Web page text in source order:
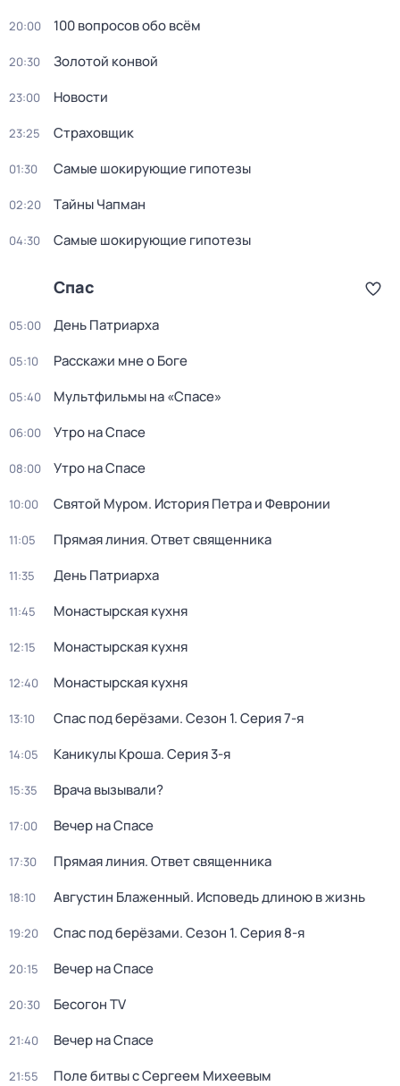
20:00 100 вопросов обо всём
20:30 Золотой конвой
23:00 Новости
23:25 Страховщик
01:30 Самые шoкиpующие гипотезы
02:20 Тaйны Чапман
04:30 Самые шoкиpующие гипотезы
Спас
05:00 День Патриарха
05:10 Расскажи мне о Боге
05:40 Мультфильмы на «Спасе»
06:00 Утро на Спасе
08:00 Утро на Спасе
10:00 Святой Муром. История Петра и Февронии
11:05 Прямая линия. Ответ священника
11:35 День Патриарха
11:45 Монастырская кухня
12:15 Монастырская кухня
12:40 Монастырская кухня
13:10 Спас под берёзами. Сезон 1. Серия 7-я
14:05 Каникулы Кроша. Серия 3-я
15:35 Врача вызывали?
17:00 Вечер на Спасе
17:30 Прямая линия. Ответ священника
18:10 Августин Блаженный. Исповедь длиною в жизнь
19:20 Спас под берёзами. Сезон 1. Серия 8-я
20:15 Вечер на Спасе
20:30 Бесогон TV
21:40 Вечер на Спасе
21:55 Поле битвы с Сергеем Михеевым